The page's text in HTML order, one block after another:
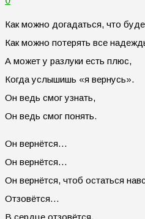
Как можно догадаться, что
Как можно потерять все
А может у разлуки есть плюс,
Когда услышишь «я вернусь».
Он ведь смог узнать,
Он ведь смог понять.
Он вернётся…
Он вернётся…
Он вернётся, чтоб остаться
Отзовётся…
В сердце отзовётся,